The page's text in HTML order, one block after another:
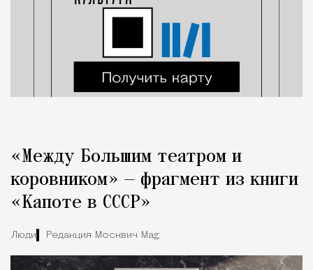
«Между Большим театром и
коровником» — фрагмент из книги
«Капоте в СССР»
Люди Редакция Москвич Mag